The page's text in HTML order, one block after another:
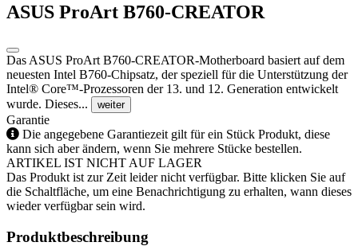
ASUS ProArt B760-CREATOR
Das ASUS ProArt B760-CREATOR-Motherboard basiert auf dem
neuesten Intel B760-Chipsatz, der speziell für die Unterstützung der
Intel® Core™-Prozessoren der 13. und 12. Generation entwickelt
wurde. Dieses...
weiter
Garantie
Die angegebene Garantiezeit gilt für ein Stück Produkt, diese
kann sich aber ändern, wenn Sie mehrere Stücke bestellen.
ARTIKEL IST NICHT AUF LAGER
Das Produkt ist zur Zeit leider nicht verfügbar. Bitte klicken Sie auf
die Schaltfläche, um eine Benachrichtigung zu erhalten, wann dieses
wieder verfügbar sein wird.
Produktbeschreibung